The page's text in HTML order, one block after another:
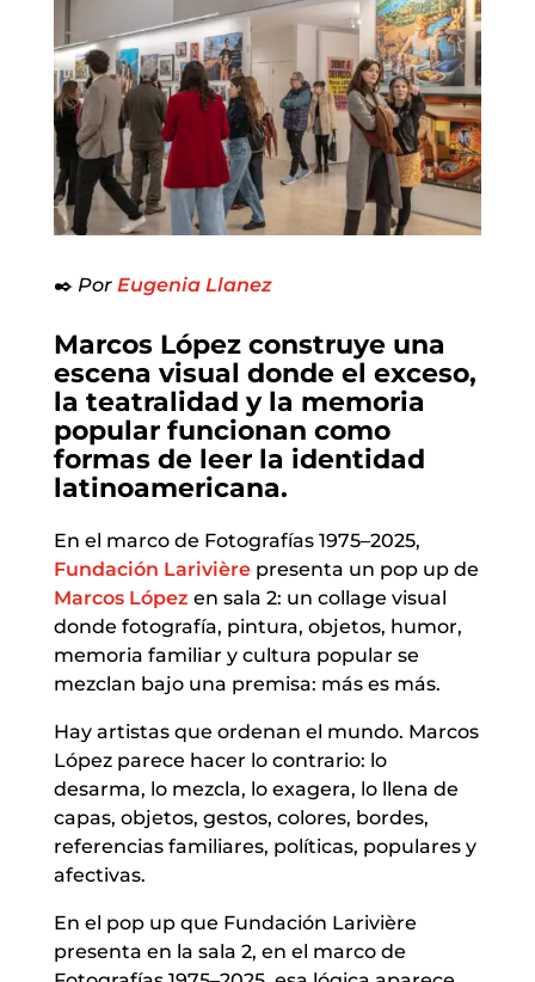
✒️ Por Eugenia Llanez
Marcos López construye una
escena visual donde el exceso,
la teatralidad y la memoria
popular funcionan como
formas de leer la identidad
latinoamericana.
En el marco de Fotografías 1975–2025,
Fundación Larivièrepresenta un pop up de
Marcos López en sala 2: un collage visual
donde fotografía, pintura, objetos, humor,
memoria familiar y cultura popular se
mezclan bajo una premisa: más es más.
Hay artistas que ordenan el mundo. Marcos
López parece hacer lo contrario: lo
desarma, lo mezcla, lo exagera, lo llena de
capas, objetos, gestos, colores, bordes,
referencias familiares, políticas, populares y
afectivas.
En el pop up que Fundación Larivière
presenta en la sala 2, en el marco de